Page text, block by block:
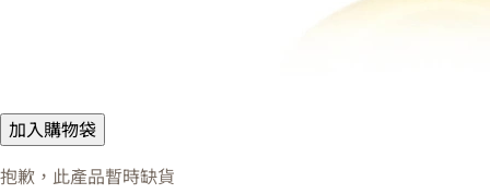
加入購物袋
抱歉，此產品暫時缺貨